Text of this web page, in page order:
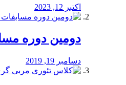
اکتبر 12, 2023
دومین دوره
دسامبر 19, 2019